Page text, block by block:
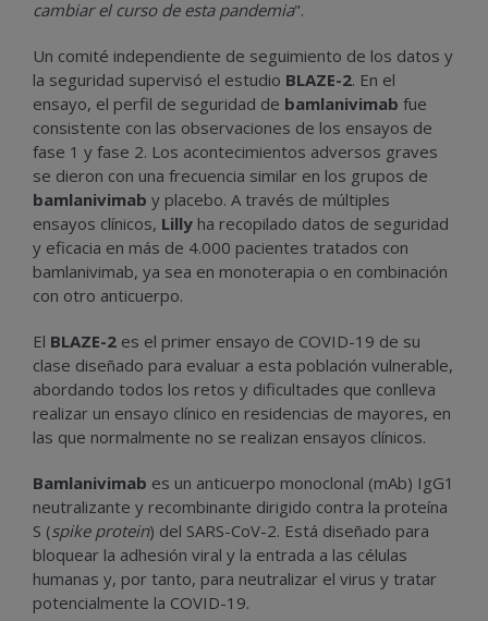
cambiar el curso de esta pandemia".
Un comité independiente de seguimiento de los datos y
la seguridad supervisó el estudio BLAZE-2. En el
ensayo, el perfil de seguridad de bamlanivimab fue
consistente con las observaciones de los ensayos de
fase 1 y fase 2. Los acontecimientos adversos graves
se dieron con una frecuencia similar en los grupos de
bamlanivimab y placebo. A través de múltiples
ensayos clínicos, Lilly ha recopilado datos de seguridad
y eficacia en más de 4.000 pacientes tratados con
bamlanivimab, ya sea en monoterapia o en combinación
con otro anticuerpo.
El BLAZE-2 es el primer ensayo de COVID-19 de su
clase diseñado para evaluar a esta población vulnerable,
abordando todos los retos y dificultades que conlleva
realizar un ensayo clínico en residencias de mayores, en
las que normalmente no se realizan ensayos clínicos.
Bamlanivimab es un anticuerpo monoclonal (mAb) IgG1
neutralizante y recombinante dirigido contra la proteína
S (spike protein) del SARS-CoV-2. Está diseñado para
bloquear la adhesión viral y la entrada a las células
humanas y, por tanto, para neutralizar el virus y tratar
potencialmente la COVID-19.